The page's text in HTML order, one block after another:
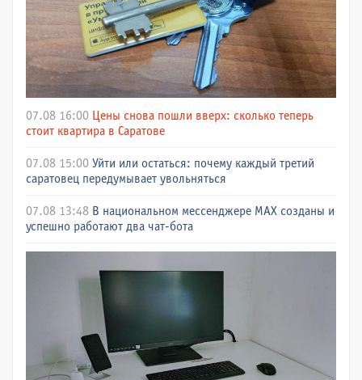
07.08 16:00 Цены снова пошли вверх: сколько теперь
стоит квартира в Саратове
07.08 15:00 Уйти или остаться: почему каждый третий
саратовец передумывает увольняться
07.08 13:48 В национальном мессенджере МАХ созданы и
успешно работают два чат-бота